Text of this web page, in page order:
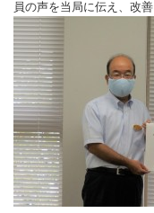
員の声を当局に伝え、改善